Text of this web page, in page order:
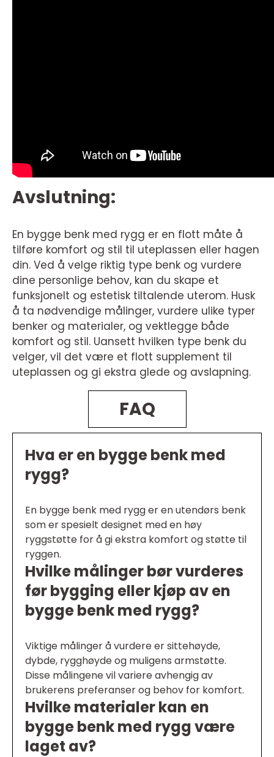
Avslutning:
En bygge benk med rygg er en flott måte å
tilføre komfort og stil til uteplassen eller hagen
din. Ved å velge riktig type benk og vurdere
dine personlige behov, kan du skape et
funksjonelt og estetisk tiltalende uterom. Husk
å ta nødvendige målinger, vurdere ulike typer
benker og materialer, og vektlegge både
komfort og stil. Uansett hvilken type benk du
velger, vil det være et flott supplement til
uteplassen og gi ekstra glede og avslapning.
FAQ
Hva er en bygge benk med
rygg?
En bygge benk med rygg er en utendørs benk
som er spesielt designet med en høy
ryggstøtte for å gi ekstra komfort og støtte til
ryggen.
Hvilke målinger bør vurderes
før bygging eller kjøp av en
bygge benk med rygg?
Viktige målinger å vurdere er sittehøyde,
dybde, rygghøyde og muligens armstøtte.
Disse målingene vil variere avhengig av
brukerens preferanser og behov for komfort.
Hvilke materialer kan en
bygge benk med rygg være
laget av?